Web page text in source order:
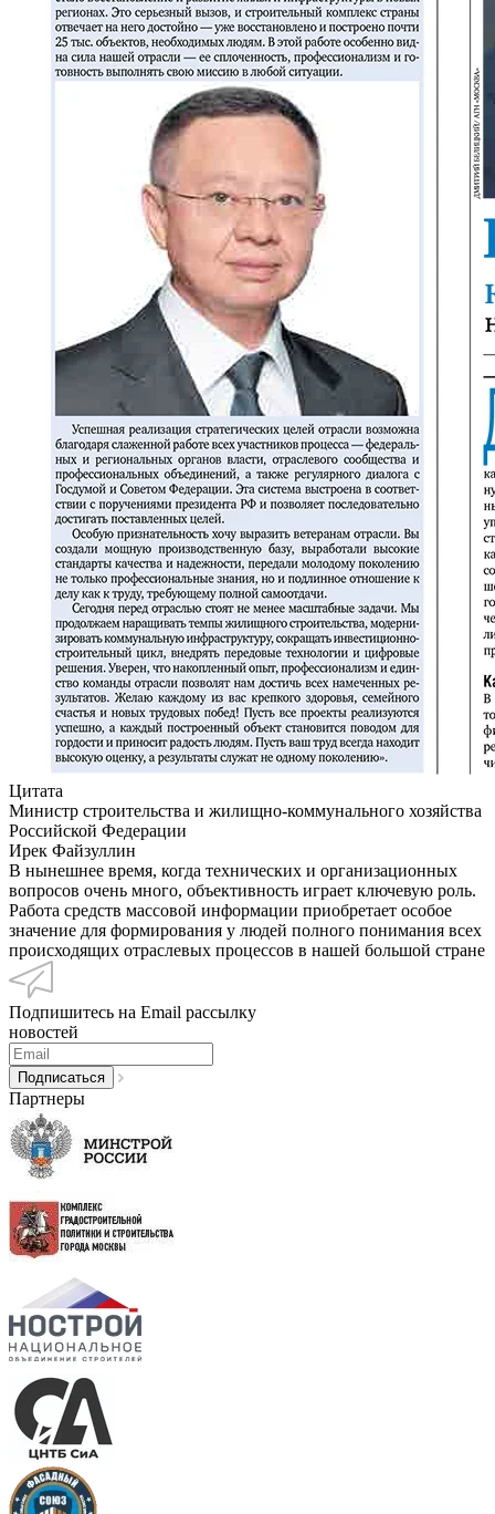
Цитата
Министр строительства и жилищно-коммунального хозяйства
Российской Федерации
Ирек Файзуллин
В нынешнее время, когда технических и организационных
вопросов очень много, объективность играет ключевую роль.
Работа средств массовой информации приобретает особое
значение для формирования у людей полного понимания всех
происходящих отраслевых процессов в нашей большой стране
Подпишитесь на Email рассылку
новостей
Партнеры